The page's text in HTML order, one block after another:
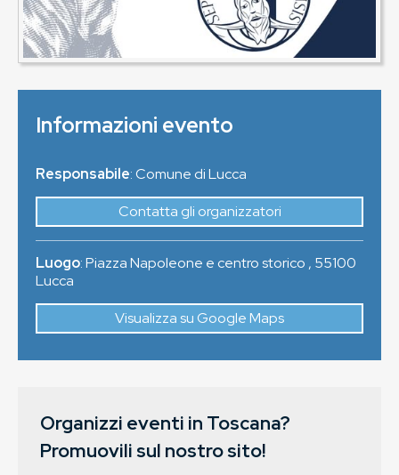
Informazioni evento
Responsabile: Comune di Lucca
Contatta gli organizzatori
Luogo:Piazza Napoleone e centro storico , 55100
Lucca
Visualizza su Google Maps
Organizzi eventi in Toscana?
Promuovili sul nostro sito!